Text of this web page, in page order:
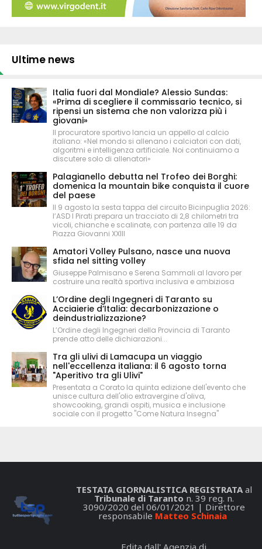
Ultime news
Italia fuori dal Mondiale? Alessio Sundas:
«Prima di scegliere il commissario tecnico, si
ripensi un sistema che non valorizza più i
giovani»
Il procuratore sportivo lancia un appello al calcio
italiano: «Nel mondo si allenano i calciatori con dati,
algoritmi e intelligenza artificiale. Noi continuiamo a
discutere solo di allenatori»
Palagianello debutta nel Trofeo dei Borghi:
domenica la mountain bike conquista il cuore
del paese
Il 9 agosto la sesta tappa del circuito Bicinpuglia 2026:
l’ASD I Pirati prepara un tracciato di 2,8 chilometri tra
vicoli, chianche e scalinate, con partenza alle 19 da
Piazza Giovanni XXIII
Amatori Volley Pulsano, nasce una nuova
sfida nel sitting volley
Giuseppe Palmisano e Serena Sammali al lavoro per
costruire una realtà sportiva inclusiva e ambiziosa
L’Ordine degli Ingegneri di Taranto su
Acciaierie d’Italia: decarbonizzazione o
deindustrializzazione?
L’Ordine degli Ingegneri della Provincia di Taranto
prende atto delle dichiarazioni...
Tra gli ulivi di Lamacupa un viaggio
nell'eccellenza italiana: il 6 agosto torna
"Aperitivo tra gli Ulivi"
Presentata a Corato la quinta edizione dell'evento che
unisce cultura dell'olio extravergine d'oliva,
showcooking, grandi ospiti, musica e inclusione
sociale con il progetto "Come Natura Insegna"
TESTATA GIORNALISTICA REGISTRATAal
Tribunale di Taranto n. 39 reg. n.
3090/2020 del 06/01/2021 | Direttore
responsabile Matteo Schinaia
Edita dall' Agenzia di